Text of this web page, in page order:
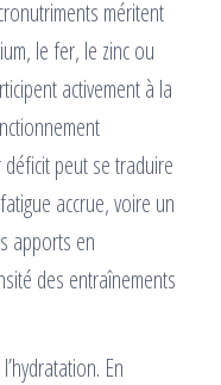
méritent
le fer, le zinc ou
activement à la
peut se traduire
accrue, voire un
apports en
des entraînements
En